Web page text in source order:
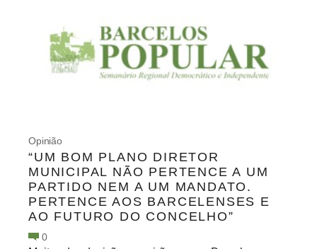
Opinião
“UM BOM PLANO DIRETOR
MUNICIPAL NÃO PERTENCE A UM
PARTIDO NEM A UM MANDATO.
PERTENCE AOS BARCELENSES E
AO FUTURO DO CONCELHO”
0